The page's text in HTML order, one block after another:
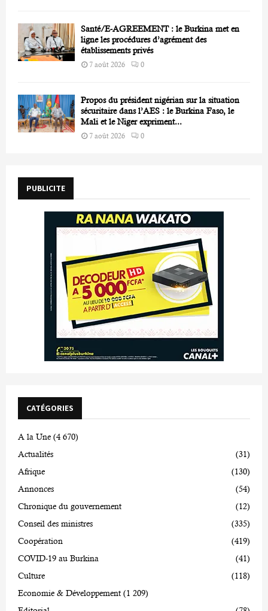
Santé/E-AGREEMENT : le Burkina met en
ligne les procédures d’agrément des
établissements privés
7 août 2026 0
Propos du président nigérian sur la situation
sécuritaire dans l’AES : le Burkina Faso, le
Mali et le Niger expriment...
7 août 2026 0
PUBLICITE
CATÉGORIES
A la Une (4 670)
Actualités
(31)
Afrique
(130)
Annonces
(54)
Chronique du gouvernement
(12)
Conseil des ministres
(335)
Coopération
(419)
COVID-19 au Burkina
(41)
Culture
(118)
Economie & Développement (1 209)